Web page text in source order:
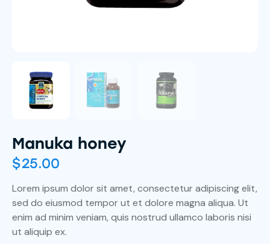
Manuka honey
$25.00
Lorem ipsum dolor sit amet, consectetur adipiscing elit,
sed do eiusmod tempor ut et dolore magna aliqua. Ut
enim ad minim veniam, quis nostrud ullamco laboris nisi
ut aliquip ex.